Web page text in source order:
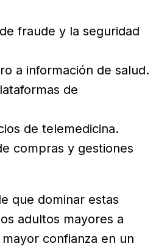
fraude y la seguridad
a información de salud.
de
de telemedicina.
compras y gestiones
que dominar estas
adultos mayores a
confianza en un